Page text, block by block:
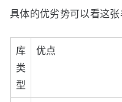
具体的优劣势可以看这张
库
类
型
优点